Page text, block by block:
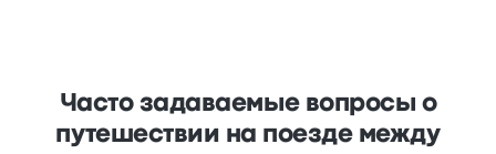
Часто задаваемые вопросы о
путешествии на поезде между